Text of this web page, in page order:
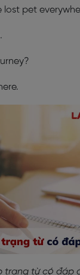
lost pet
trạng từ có đáp